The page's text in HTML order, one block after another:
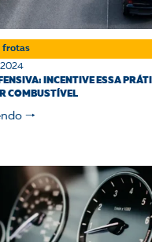
frotas
2024
INCENTIVE ESSA
COMBUSTÍVEL
🠒